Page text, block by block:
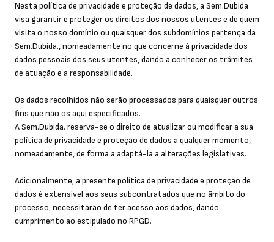
Nesta política de privacidade e proteção de dados, a Sem.Dubida
visa garantir e proteger os direitos dos nossos utentes e de quem
visita o nosso domínio ou quaisquer dos subdomínios pertença da
Sem.Dubida., nomeadamente no que concerne à privacidade dos
dados pessoais dos seus utentes, dando a conhecer os trâmites
de atuação e a responsabilidade.
Os dados recolhidos não serão processados para quaisquer outros
fins que não os aqui especificados.
A Sem.Dubida. reserva-se o direito de atualizar ou modificar a sua
política de privacidade e proteção de dados a qualquer momento,
nomeadamente, de forma a adaptá-la a alterações legislativas.
Adicionalmente, a presente política de privacidade e proteção de
dados é extensível aos seus subcontratados que no âmbito do
processo, necessitarão de ter acesso aos dados, dando
cumprimento ao estipulado no RPGD.